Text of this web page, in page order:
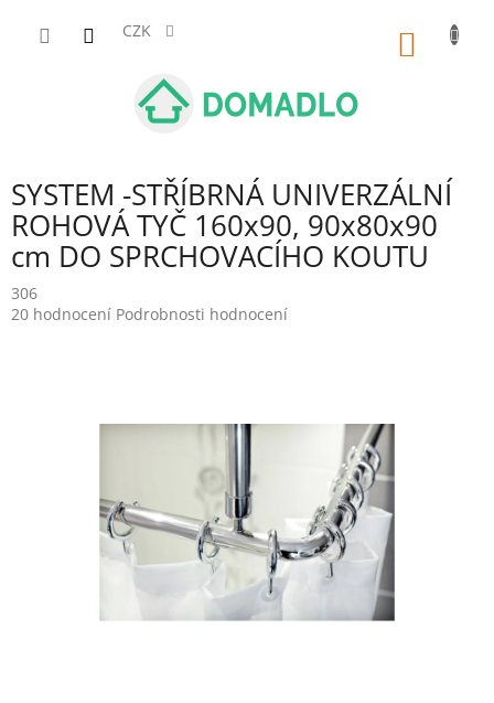
CZK
SYSTEM -STŘÍBRNÁ UNIVERZÁLNÍ
ROHOVÁ TYČ 160x90, 90x80x90
cm DO SPRCHOVACÍHO KOUTU
306
Průměrné
20 hodnocení Podrobnosti hodnocení